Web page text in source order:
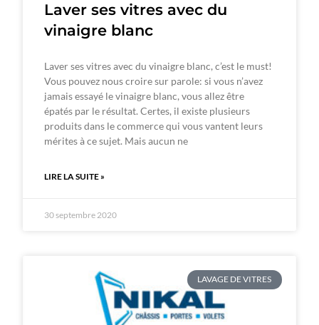
Laver ses vitres avec du
vinaigre blanc
Laver ses vitres avec du vinaigre blanc, c’est le must!
Vous pouvez nous croire sur parole: si vous n’avez
jamais essayé le vinaigre blanc, vous allez être
épatés par le résultat. Certes, il existe plusieurs
produits dans le commerce qui vous vantent leurs
mérites à ce sujet. Mais aucun ne
LIRE LA SUITE »
30 septembre 2020
LAVAGE DE VITRES